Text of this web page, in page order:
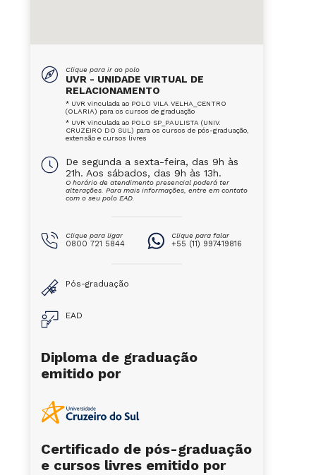
Clique para ir ao polo
UVR - UNIDADE VIRTUAL DE
RELACIONAMENTO
* UVR vinculada ao POLO VILA VELHA_CENTRO
(OLARIA) para os cursos de graduação
* UVR vinculada ao POLO SP_PAULISTA (UNIV.
CRUZEIRO DO SUL) para os cursos de pós-graduação,
extensão e cursos livres
De segunda a sexta-feira, das 9h às
21h. Aos sábados, das 9h às 13h.
O horário de atendimento presencial poderá ter
alterações. Para mais informações, entre em contato
com o seu polo EAD.
Clique para ligar
0800 721 5844
Clique para falar
+55 (11) 997419816
Pós-graduação
EAD
Diploma de graduação
emitido por
Certificado de pós-graduação
e cursos livres emitido por